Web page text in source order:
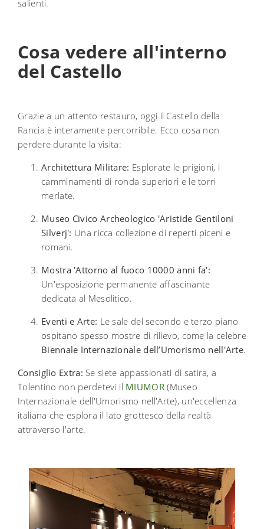
salienti.
Cosa vedere all'interno
del Castello
Grazie a un attento restauro, oggi il Castello della
Rancia è interamente percorribile. Ecco cosa non
perdere durante la visita:
Architettura Militare: Esplorate le prigioni, i
camminamenti di ronda superiori e le torri
merlate.
Museo Civico Archeologico 'Aristide Gentiloni
Silverj': Una ricca collezione di reperti piceni e
romani.
Mostra 'Attorno al fuoco 10000 anni fa':
Un'esposizione permanente affascinante
dedicata al Mesolitico.
Eventi e Arte: Le sale del secondo e terzo piano
ospitano spesso mostre di rilievo, come la celebre
Biennale Internazionale dell’Umorismo nell'Arte.
Consiglio Extra: Se siete appassionati di satira, a
Tolentino non perdetevi il MIUMOR(Museo
Internazionale dell'Umorismo nell'Arte), un'eccellenza
italiana che esplora il lato grottesco della realtà
attraverso l'arte.